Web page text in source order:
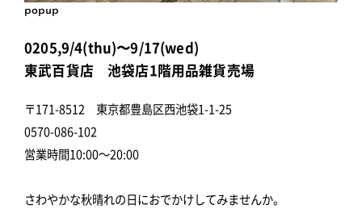
popup
0205,9/4(thu)〜9/17(wed)
東武百貨店 池袋店1階用品雑貨売場
〒171-8512 東京都豊島区西池袋1-1-25
0570-086-102
営業時間10:00～20:00
さわやかな秋晴れの日におでかけしてみませんか。